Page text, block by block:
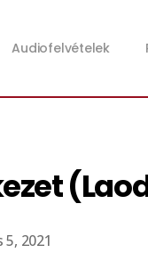
Audiofelvételek
5, 2021